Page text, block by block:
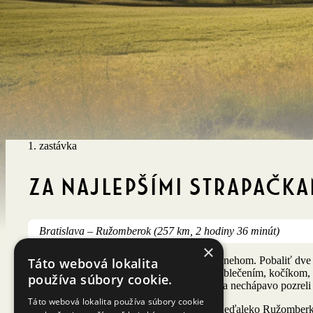
1. zastávka
Za najlepšími
Bratislava – Ružomberok (257 km, 2 hodiny 36 minút)
Na náš prvý Dolce Výlet sme sa vybrali za snehom. Pobaliť
rodinného auta. Po nabalení kufra zimným oblečením,
Zaspali, naraz – my s Hankou sme sa na seba nechápavo
Našou prvou zastávkou bol Salaš Krajinka neďaleko
×
Táto webová lokalita
používa súbory cookie.
Táto webová lokalita používa súbory cookie